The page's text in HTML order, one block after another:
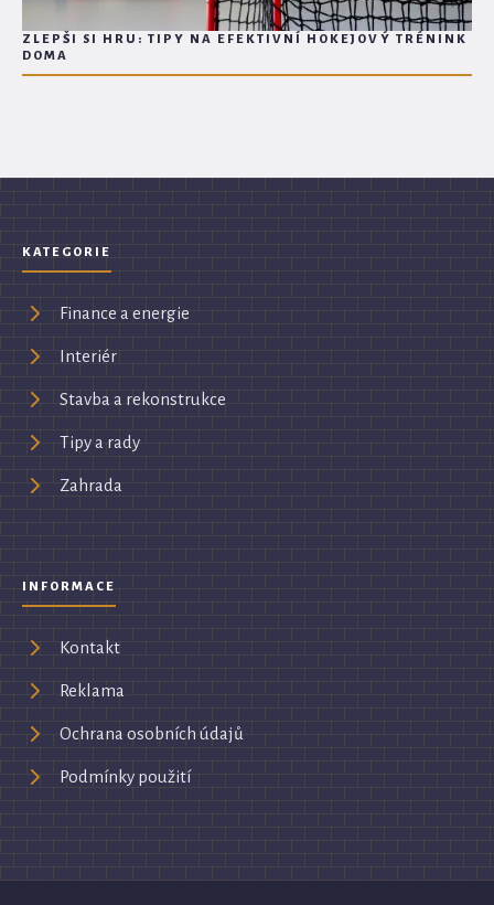
ZLEPŠI SI HRU: TIPY NA EFEKTIVNÍ HOKEJOVÝ TRÉNINK
DOMA
KATEGORIE
Finance a energie
Interiér
Stavba a rekonstrukce
Tipy a rady
Zahrada
INFORMACE
Kontakt
Reklama
Ochrana osobních údajů
Podmínky použití